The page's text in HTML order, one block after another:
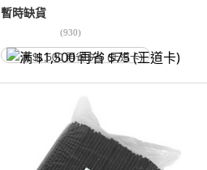
暫時缺貨
(930)
满 $1,500 再省 $75 (王道卡)